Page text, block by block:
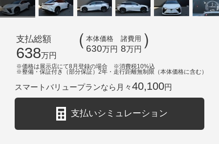
支払総額
638万円
本体価格
630万円
諸費用
8万円
※価格は展示店にて8 月登録の場合 ※消費税10%込
※整備・保証付き（部分保証）2年・走行距離無制限（本体価格に含む）
スマートバリュープランなら月々40,100円
支払いシミュレーション